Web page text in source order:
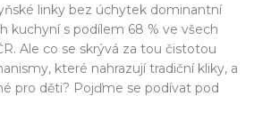
linky bez úchytek dominantní
kuchyní s podílem 68 % ve všech
. Ale co se skrývá za tou čistotou
které nahrazují tradiční kliky, a
pro děti? Pojďme se podívat pod